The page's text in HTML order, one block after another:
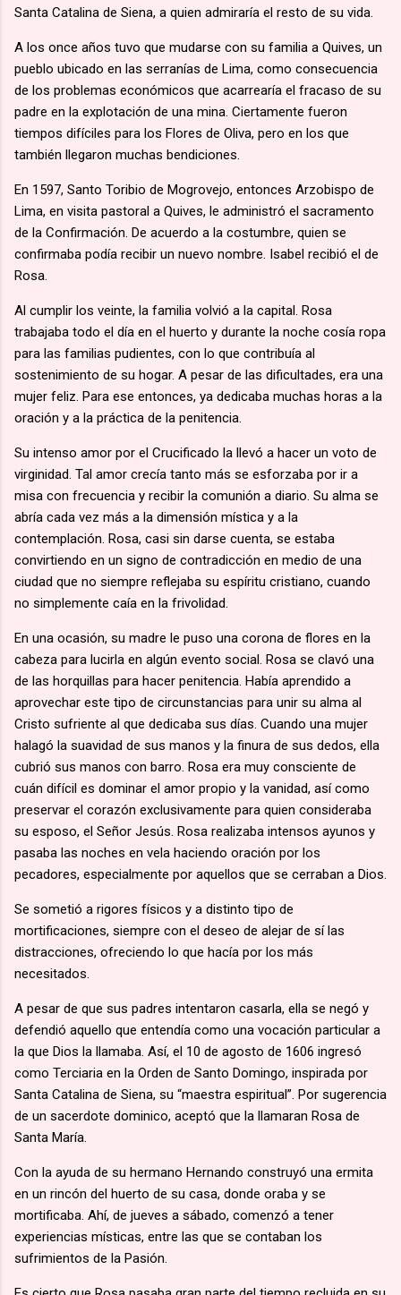
Santa Catalina de Siena, a quien admiraría el resto de su vida.
A los once años tuvo que mudarse con su familia a Quives, un
pueblo ubicado en las serranías de Lima, como consecuencia
de los problemas económicos que acarrearía el fracaso de su
padre en la explotación de una mina. Ciertamente fueron
tiempos difíciles para los Flores de Oliva, pero en los que
también llegaron muchas bendiciones.
En 1597, Santo Toribio de Mogrovejo, entonces Arzobispo de
Lima, en visita pastoral a Quives, le administró el sacramento
de la Confirmación. De acuerdo a la costumbre, quien se
confirmaba podía recibir un nuevo nombre. Isabel recibió el de
Rosa.
Al cumplir los veinte, la familia volvió a la capital. Rosa
trabajaba todo el día en el huerto y durante la noche cosía ropa
para las familias pudientes, con lo que contribuía al
sostenimiento de su hogar. A pesar de las dificultades, era una
mujer feliz. Para ese entonces, ya dedicaba muchas horas a la
oración y a la práctica de la penitencia.
Su intenso amor por el Crucificado la llevó a hacer un voto de
virginidad. Tal amor crecía tanto más se esforzaba por ir a
misa con frecuencia y recibir la comunión a diario. Su alma se
abría cada vez más a la dimensión mística y a la
contemplación. Rosa, casi sin darse cuenta, se estaba
convirtiendo en un signo de contradicción en medio de una
ciudad que no siempre reflejaba su espíritu cristiano, cuando
no simplemente caía en la frivolidad.
En una ocasión, su madre le puso una corona de flores en la
cabeza para lucirla en algún evento social. Rosa se clavó una
de las horquillas para hacer penitencia. Había aprendido a
aprovechar este tipo de circunstancias para unir su alma al
Cristo sufriente al que dedicaba sus días. Cuando una mujer
halagó la suavidad de sus manos y la finura de sus dedos, ella
cubrió sus manos con barro. Rosa era muy consciente de
cuán difícil es dominar el amor propio y la vanidad, así como
preservar el corazón exclusivamente para quien consideraba
su esposo, el Señor Jesús. Rosa realizaba intensos ayunos y
pasaba las noches en vela haciendo oración por los
pecadores, especialmente por aquellos que se cerraban a Dios.
Se sometió a rigores físicos y a distinto tipo de
mortificaciones, siempre con el deseo de alejar de sí las
distracciones, ofreciendo lo que hacía por los más
necesitados.
A pesar de que sus padres intentaron casarla, ella se negó y
defendió aquello que entendía como una vocación particular a
la que Dios la llamaba. Así, el 10 de agosto de 1606 ingresó
como Terciaria en la Orden de Santo Domingo, inspirada por
Santa Catalina de Siena, su “maestra espiritual”. Por sugerencia
de un sacerdote dominico, aceptó que la llamaran Rosa de
Santa María.
Con la ayuda de su hermano Hernando construyó una ermita
en un rincón del huerto de su casa, donde oraba y se
mortificaba. Ahí, de jueves a sábado, comenzó a tener
experiencias místicas, entre las que se contaban los
sufrimientos de la Pasión.